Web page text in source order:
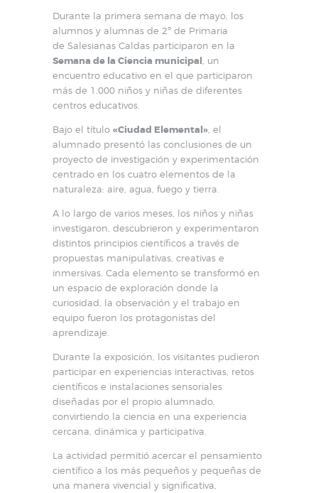
Durante la primera semana de mayo, los
alumnos y alumnas de 2º de Primaria
de Salesianas Caldas participaron en la
Semana de la Ciencia municipal , un
encuentro educativo en el que participaron
más de 1.000 niños y niñas de diferentes
centros educativos.
Bajo el título «Ciudad Elemental» , el
alumnado presentó las conclusiones de un
proyecto de investigación y experimentación
centrado en los cuatro elementos de la
naturaleza: aire, agua, fuego y tierra.
A lo largo de varios meses, los niños y niñas
investigaron, descubrieron y experimentaron
distintos principios científicos a través de
propuestas manipulativas, creativas e
inmersivas. Cada elemento se transformó en
un espacio de exploración donde la
curiosidad, la observación y el trabajo en
equipo fueron los protagonistas del
aprendizaje.
Durante la exposición, los visitantes pudieron
participar en experiencias interactivas, retos
científicos e instalaciones sensoriales
diseñadas por el propio alumnado,
convirtiendo la ciencia en una experiencia
cercana, dinámica y participativa.
La actividad permitió acercar el pensamiento
científico a los más pequeños y pequeñas de
una manera vivencial y significativa,